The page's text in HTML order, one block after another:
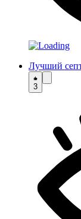
Лучший
3